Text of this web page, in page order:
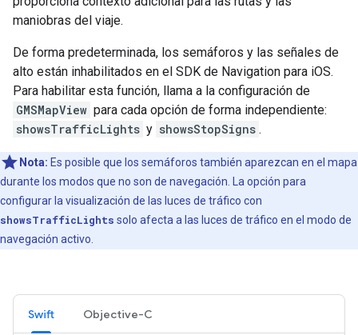
maniobras del viaje.
De forma predeterminada, los semáforos y las señales de
alto están inhabilitados en el SDK de Navigation para iOS.
Para habilitar esta función, llama a la configuración de
GMSMapView para cada opción de forma independiente:
showsTrafficLights y showsStopSigns .
Nota: Es posible que los semáforos también aparezcan en el mapa
durante los modos que no son de navegación. La opción para
configurar la visualización de las luces de tráfico con
showsTrafficLights solo afecta a las luces de tráfico en el modo de
navegación activo.
Swift Objective-C